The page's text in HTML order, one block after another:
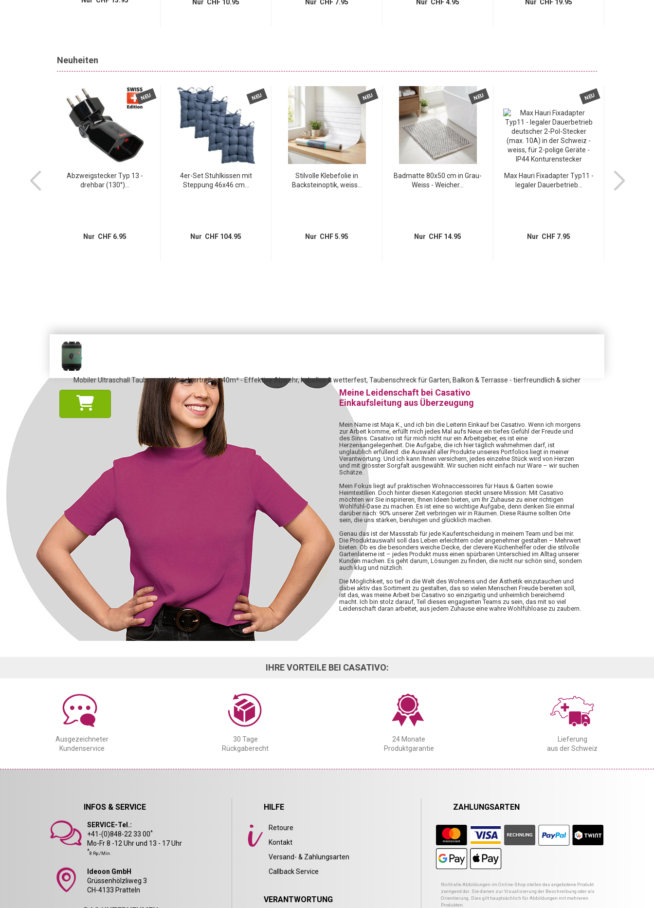
Nur CHF 10.95 Nur CHF 7.95 Nur CHF 4.95 Nur CHF 19.95
Neuheiten
Typ 13 -
NEU
Abzweigstecker Typ 13 -
drehbar (130°)...
Nur CHF 6.95
NEU
4er-Set Stuhlkissen mit
Steppung 46x46 cm...
Nur CHF 104.95
NEU
Stilvolle Klebefolie in
Backsteinoptik, weiss...
Nur CHF 5.95
NEU
Badmatte 80x50 cm in Grau-
Weiss - Weicher...
Nur CHF 14.95
NEU
Max Hauri Fixadapter Typ11 -
legaler Dauerbetrieb...
Nur CHF 7.95
Max Hauri
Mobiler Ultraschall Tauben- und Vogelvertreiber, 40m² - Effektive Abwehr, kabellos & wetterfest, Taubenschreck für Garten, Balkon & Terrasse - tierfreundlich & sicher
Meine Leidenschaft bei Casativo
Einkaufsleitung aus Überzeugung
Mein Name ist Maja K., und ich bin die Leiterin Einkauf bei Casativo. Wenn ich morgens
zur Arbeit komme, erfüllt mich jedes Mal aufs Neue ein tiefes Gefühl der Freude und
des Sinns. Casativo ist für mich nicht nur ein Arbeitgeber, es ist eine
Herzensangelegenheit. Die Aufgabe, die ich hier täglich wahrnehmen darf, ist
unglaublich erfüllend: die Auswahl aller Produkte unseres Portfolios liegt in meiner
Verantwortung. Und ich kann Ihnen versichern, jedes einzelne Stück wird von Herzen
und mit grösster Sorgfalt ausgewählt. Wir suchen nicht einfach nur Ware – wir suchen
Schätze.
Mein Fokus liegt auf praktischen Wohnaccessoires für Haus & Garten sowie
Heimtextilien. Doch hinter diesen Kategorien steckt unsere Mission: Mit Casativo
möchten wir Sie inspirieren, Ihnen Ideen bieten, um Ihr Zuhause zu einer richtigen
Wohlfühl-Oase zu machen. Es ist eine so wichtige Aufgabe, denn denken Sie einmal
darüber nach: 90% unserer Zeit verbringen wir in Räumen. Diese Räume sollten Orte
sein, die uns stärken, beruhigen und glücklich machen.
Genau das ist der Massstab für jede Kaufentscheidung in meinem Team und bei mir.
Die Produktauswahl soll das Leben erleichtern oder angenehmer gestalten – Mehrwert
bieten. Ob es die besonders weiche Decke, der clevere Küchenhelfer oder die stilvolle
Gartenlaterne ist – jedes Produkt muss einen spürbaren Unterschied im Alltag unserer
Kunden machen. Es geht darum, Lösungen zu finden, die nicht nur schön sind, sondern
auch klug und nützlich.
Die Möglichkeit, so tief in die Welt des Wohnens und der Ästhetik einzutauchen und
dabei aktiv das Sortiment zu gestalten, das so vielen Menschen Freude bereiten soll,
ist das, was meine Arbeit bei Casativo so einzigartig und unheimlich bereichernd
macht. Ich bin stolz darauf, Teil dieses engagierten Teams zu sein, das mit so viel
Leidenschaft daran arbeitet, aus jedem Zuhause eine wahre Wohlfühloase zu zaubern.
IHRE VORTEILE BEI CASATIVO:
Ausgezeichneter
Kundenservice
30 Tage
Rückgaberecht
24 Monate
Produktgarantie
Lieferung
aus der Schweiz
INFOS & SERVICE
SERVICE-Tel.:
+41-(0)848-22 33 00*
Mo-Fr 8 -12 Uhr und 13 - 17 Uhr
*8 Rp./Min.
Ideoon GmbH
Grüssenhölzliweg 3
CH-4133 Pratteln
HILFE
Retoure
Kontakt
Versand- & Zahlungsarten
Callback Service
VERANTWORTUNG
ZAHLUNGSARTEN
Nicht alle Abbildungen im Online-Shop stellen das angebotene Produkt
zwingend dar. Sie dienen zur Visualisierung der Beschreibung oder als
Orientierung. Dies gilt hauptsächlich für Abbildungen mit mehreren
Produkten.